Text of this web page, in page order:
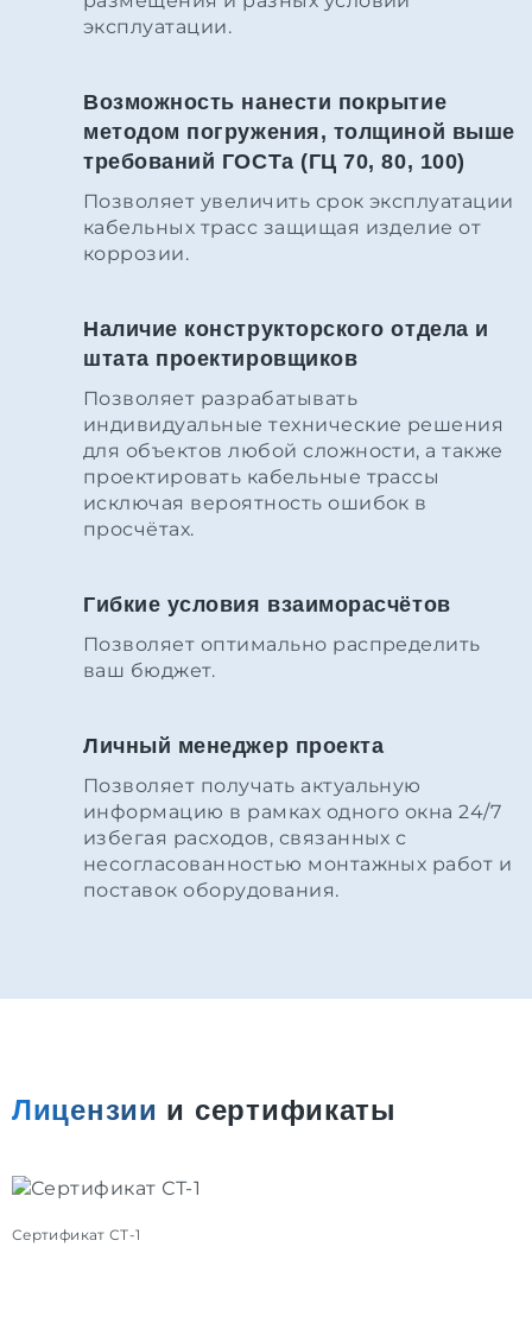
эксплуатации.
Возможность нанести покрытие
методом погружения, толщиной выше
требований ГОСТа (ГЦ 70, 80, 100)
Позволяет увеличить срок эксплуатации
кабельных трасс защищая изделие от
коррозии.
Наличие конструкторского отдела и
штата проектировщиков
Позволяет разрабатывать
индивидуальные технические решения
для объектов любой сложности, а также
проектировать кабельные трассы
исключая вероятность ошибок в
просчётах.
Гибкие условия взаиморасчётов
Позволяет оптимально распределить
ваш бюджет.
Личный менеджер проекта
Позволяет получать актуальную
информацию в рамках одного окна 24/7
избегая расходов, связанных с
несогласованностью монтажных работ и
поставок оборудования.
Лицензии и сертификаты
Сертификат СТ-1